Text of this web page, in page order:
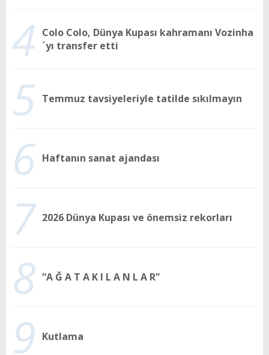
4 Colo Colo, Dünya Kupası kahramanı Vozinha
´yı transfer etti
5 Temmuz tavsiyeleriyle tatilde sıkılmayın
6 Haftanın sanat ajandası
7 2026 Dünya Kupası ve önemsiz rekorları
8 “A Ğ A T A K I L A N L A R”
9 Kutlama